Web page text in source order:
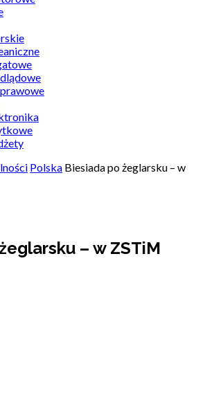
Polska Biesiada po żeglarsku – w
– w ZSTiM